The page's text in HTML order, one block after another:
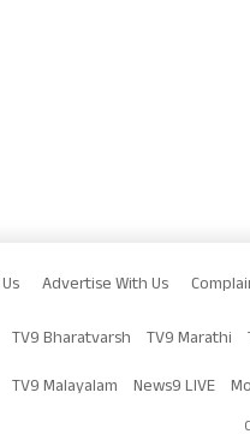
Advertise With Us
TV9 Bharatvarsh TV9 Marathi
TV9 Malayalam News9 LIVE